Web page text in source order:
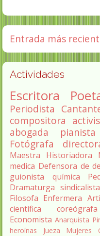
Entrada más
Actividades
Escritora
Periodista
compositora
abogada
pianista
Fotógrafa
Maestra
Historiadora
medica Defensora de
guionista
química
Dramaturga sindicalista
Filosofa Enfermera
científica
coreógrafa
Economista Anarquista
heroínas
Jueza Mujeres